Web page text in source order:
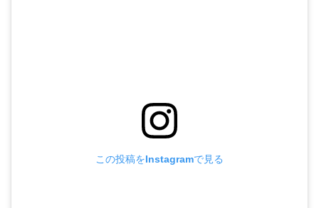
この投稿をInstagramで見る